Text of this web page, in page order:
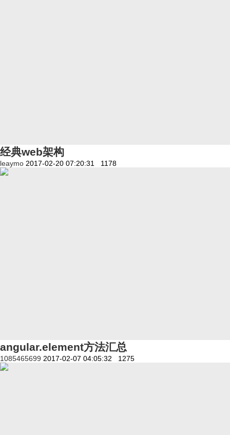
经典web架构
leaymo 2017-02-20 07:20:31 1178
angular.element方法汇总
1085465699 2017-02-07 04:05:32 1275